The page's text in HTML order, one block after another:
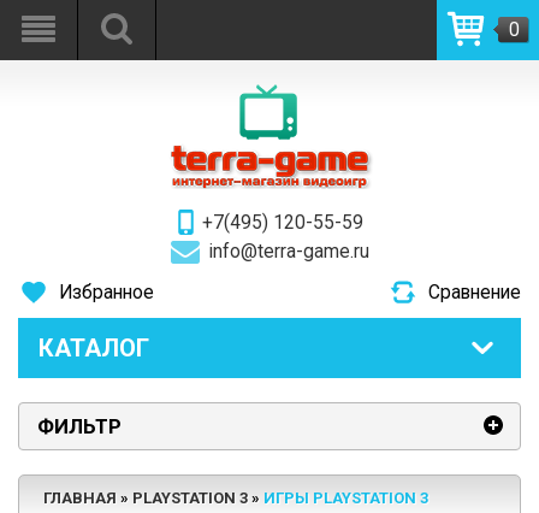
+7(495) 120-55-59
info@terra-game.ru
0
Избранное Сравнение
КАТАЛОГ
ФИЛЬТР
ГЛАВНАЯ PLAYSTATION 3 ИГРЫ PLAYSTATION 3